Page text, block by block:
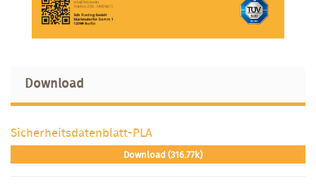
Download
Sicherheitsdatenblatt-PLA
Download (316.77k)